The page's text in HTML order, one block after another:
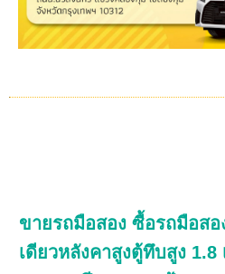
ขายรถมือสอง ซื้อรถมือส
เดียวหลังคาสูงตู้ทึบสูง 1.8